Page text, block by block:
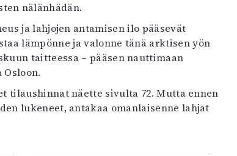
nälänhädän.
ja lahjojen antamisen ilo pääsevät
lämpönne ja valonne tänä arktisen yön
taitteessa – pääsen nauttimaan
tilaushinnat näette sivulta 72. Mutta ennen
lukeneet, antakaa omanlaisenne lahjat